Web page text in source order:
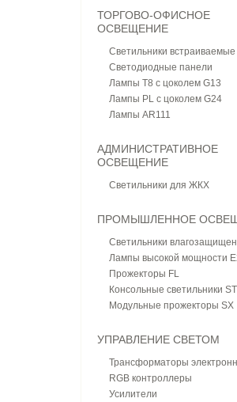
ТОРГОВО-ОФИСНОЕ
ОСВЕЩЕНИЕ
Светильники встраиваемые
Светодиодные панели
Лампы T8 с цоколем G13
Лампы PL с цоколем G24
Лампы AR111
АДМИНИСТРАТИВНОЕ
ОСВЕЩЕНИЕ
Светильники для ЖКХ
ПРОМЫШЛЕННОЕ
Светильники
Лампы высокой мощности
Прожекторы FL
Консольные светильники ST
Модульные прожекторы SX
УПРАВЛЕНИЕ СВЕТОМ
Трансформаторы
RGB контроллеры
Усилители